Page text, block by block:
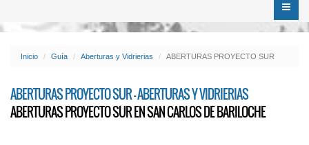
Menú
Inicio Guía Aberturas y Vidrierias ABERTURAS PROYECTO SUR
ABERTURAS PROYECTO SUR - ABERTURAS Y VIDRIERIAS
ABERTURAS PROYECTO SUR EN SAN CARLOS DE BARILOCHE